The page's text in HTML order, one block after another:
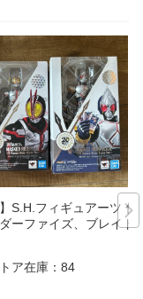
】S.H.フィギュアーツ 仮
ーファイズ、ブレイド
ア在庫： 84